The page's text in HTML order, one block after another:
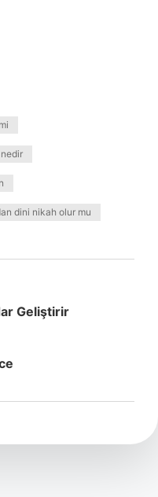
dini nikah olur mu
Geliştirir